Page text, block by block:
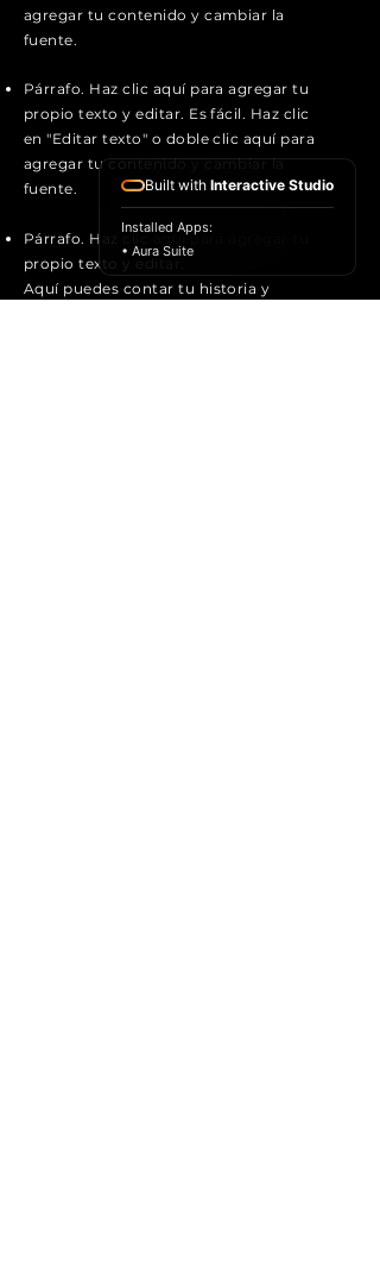
agregar tu contenido y cambiar la
fuente.
Párrafo. Haz clic aquí para agregar tu
propio texto y editar. Es fácil. Haz clic
en "Editar texto" o doble clic aquí para
agregar tu contenido y cambiar la
fuente.
Párrafo. Haz clic aquí para agregar tu
propio texto y editar.
Aquí puedes contar tu historia y
Built with Interactive Studio
Installed Apps:
• Aura Suite